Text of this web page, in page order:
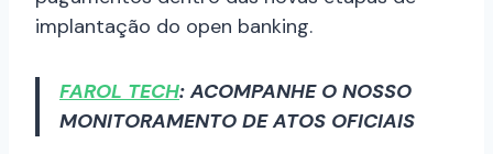
implantação do open banking.
FAROL TECH: ACOMPANHE O NOSSO
MONITORAMENTO DE ATOS OFICIAIS